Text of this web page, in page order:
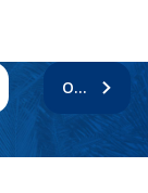
ODEBÍRAT